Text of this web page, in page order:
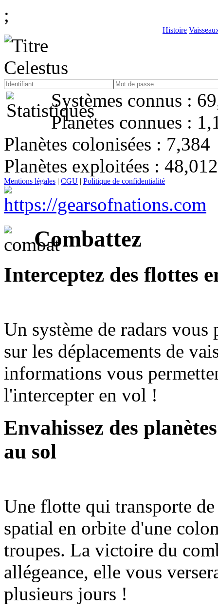
;
Histoire
Systèmes connus :
Planètes connues :
Planètes colonisées : 7,384
Planètes exploitées : 48,012
Mentions légales | CGU | Politique de confidentialité
Combattez
Interceptez des flottes
Un système de radars
sur les déplacements de
informations vous
l'intercepter en vol !
Envahissez des
au sol
Une flotte qui transporte
spatial en orbite d'une
troupes. La victoire du
allégeance, elle vous
plusieurs jours !